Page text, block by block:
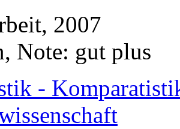
2007
Note: gut plus
-